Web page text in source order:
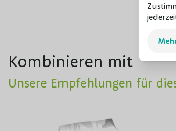
Kombinieren mit
Unsere Empfehlungen für